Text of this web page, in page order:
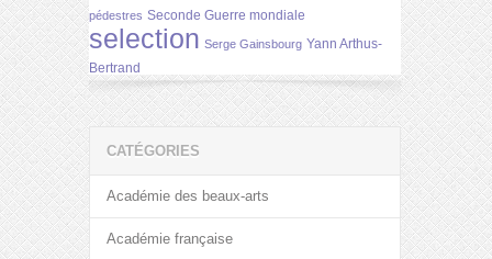
pédestres Seconde Guerre mondiale
selection Serge Gainsbourg Yann Arthus-
Bertrand
CATÉGORIES
Académie des beaux-arts
Académie française